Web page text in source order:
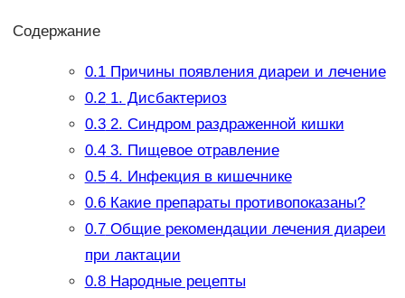
Содержание
0.1Причины появления диареи и лечение
0.21. Дисбактериоз
0.32. Синдром раздраженной кишки
0.43. Пищевое отравление
0.54. Инфекция в кишечнике
0.6Какие препараты противопоказаны?
0.7Общие рекомендации лечения диареи
при лактации
0.8Народные рецепты